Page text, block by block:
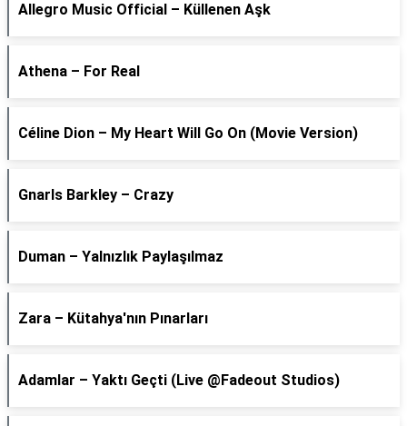
Allegro Music Official – Küllenen Aşk
Athena – For Real
Céline Dion – My Heart Will Go On (Movie Version)
Gnarls Barkley – Crazy
Duman – Yalnızlık Paylaşılmaz
Zara – Kütahya'nın Pınarları
Adamlar – Yaktı Geçti (Live @Fadeout Studios)